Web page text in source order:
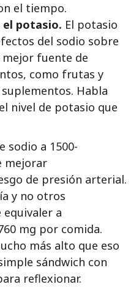
el tiempo.
el potasio. El potasio
del sodio sobre
fuente de
como frutas y
Habla
nivel de potasio que
sodio a 1500-
mejorar
de presión arterial.
y no otros
a
mg por comida.
más alto que eso
sándwich con
reflexionar.